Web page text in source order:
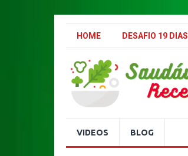
.
HOME DESAFIO 19 DIAS
VIDEOS BLOG